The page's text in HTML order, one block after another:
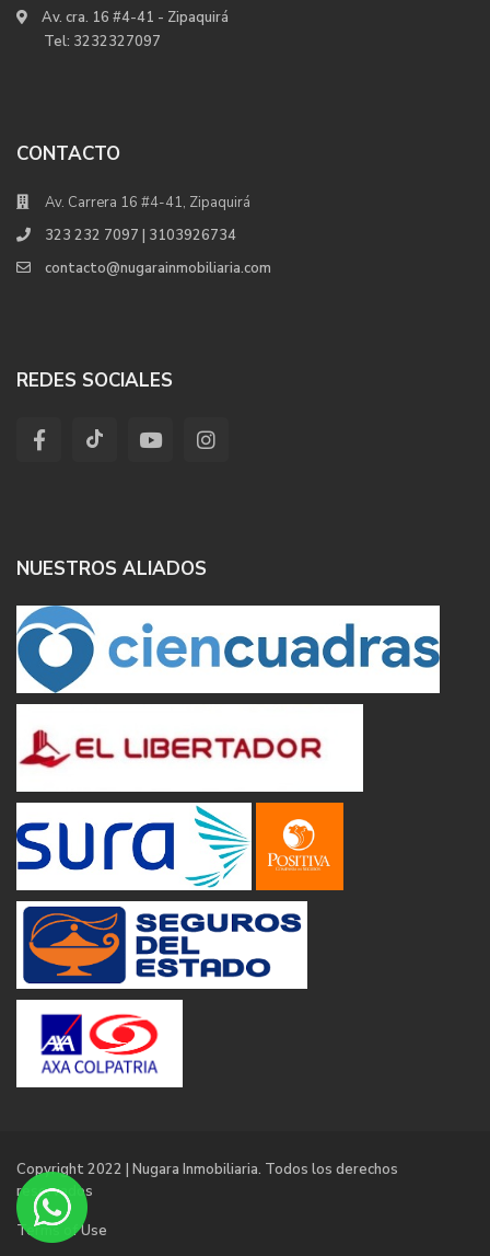
Av. cra. 16 #4-41 - Zipaquirá
Tel: 3232327097
CONTACTO
Av. Carrera 16 #4-41, Zipaquirá
323 232 7097 | 3103926734
contacto@nugarainmobiliaria.com
REDES SOCIALES
NUESTROS ALIADOS
Copyright 2022 | Nugara Inmobiliaria. Todos los derechos
reservados
Terms of Use